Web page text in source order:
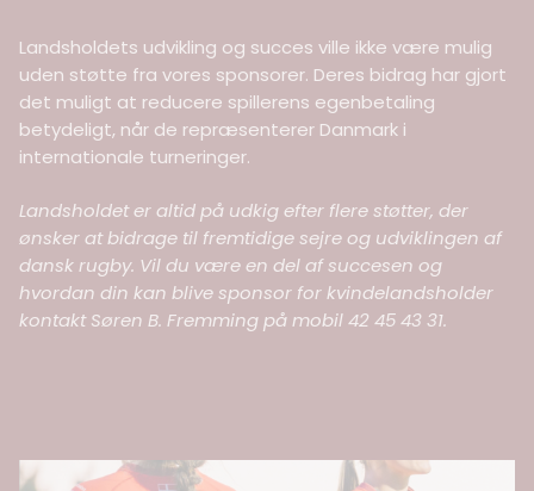
Landsholdets udvikling og succes ville ikke være mulig
uden støtte fra vores sponsorer. Deres bidrag har gjort
det muligt at reducere spillerens egenbetaling
betydeligt, når de repræsenterer Danmark i
internationale turneringer.
Landsholdet er altid på udkig efter flere støtter, der
ønsker at bidrage til fremtidige sejre og udviklingen af
dansk rugby. Vil du være en del af succesen og
hvordan din kan blive sponsor for kvindelandsholder
kontaktSøren B. Fremming på mobil 42 45 43 31.